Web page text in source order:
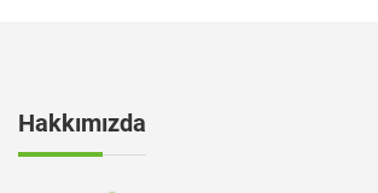
Hakkımızda